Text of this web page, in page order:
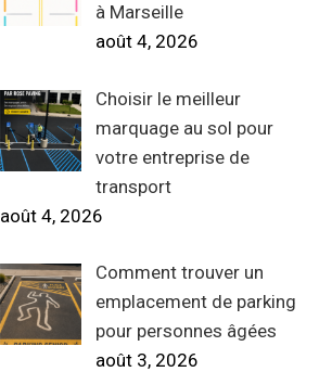
à Marseille
août 4, 2026
Choisir le meilleur
marquage au sol pour
votre entreprise de
transport
août 4, 2026
Comment trouver un
emplacement de parking
pour personnes âgées
août 3, 2026